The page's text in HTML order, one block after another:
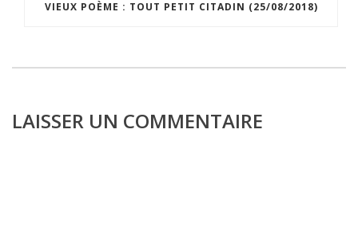
VIEUX POÈME : TOUT PETIT CITADIN (25/08/2018)
LAISSER UN COMMENTAIRE